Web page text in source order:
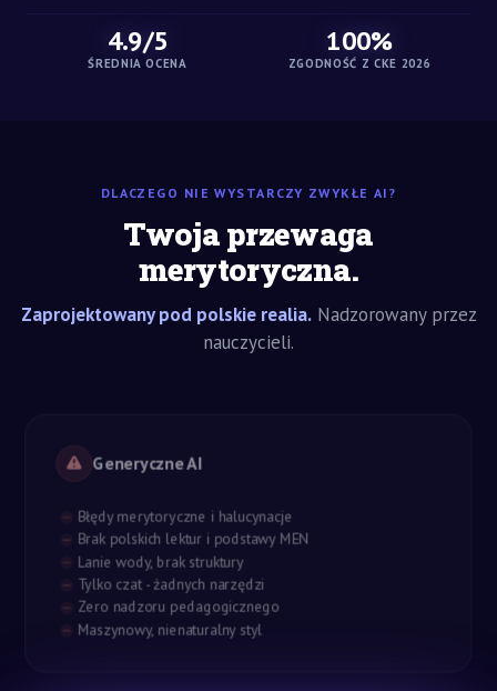
4.9/5
ŚREDNIA OCENA
100%
ZGODNOŚĆ Z CKE 2026
DLACZEGO NIE WYSTARCZY ZWYKŁE AI?
Twoja przewaga
merytoryczna.
Zaprojektowany pod polskie realia.Nadzorowany przez
nauczycieli.
Generyczne AI
Błędy merytoryczne i halucynacje
Brak polskich lektur i podstawy MEN
Lanie wody, brak struktury
Tylko czat - żadnych narzędzi
Zero nadzoru pedagogicznego
Maszynowy, nienaturalny styl